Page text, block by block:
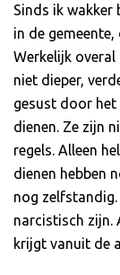
Sinds ik wakker
in de
Werkelijk overal
niet dieper,
gesust door het
dienen. Ze zijn
regels. Alleen
dienen hebben
nog
narcistisch zijn.
krijgt vanuit de